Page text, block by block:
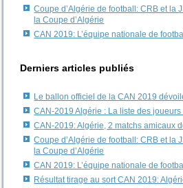
Coupe d’Algérie de football: CRB et la
la Coupe d’Algérie
CAN 2019: L’équipe nationale de
Derniers articles publiés
Le ballon officiel de la CAN 2019
CAN-2019 Algérie : La liste des joueurs
CAN-2019: Algérie, 2 matchs amicaux
Coupe d’Algérie de football: CRB et la
la Coupe d’Algérie
CAN 2019: L’équipe nationale de
Résultat tirage au sort CAN 2019: